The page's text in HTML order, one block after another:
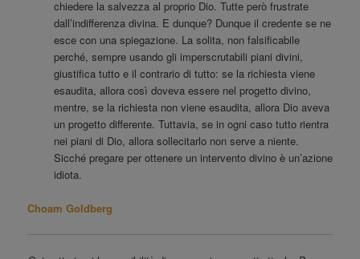
chiedere la salvezza al proprio Dio. Tutte però frustrate
dall’indifferenza divina. E dunque? Dunque il credente se ne
esce con una spiegazione. La solita, non falsificabile
perché, sempre usando gli imperscrutabili piani divini,
giustifica tutto e il contrario di tutto: se la richiesta viene
esaudita, allora così doveva essere nel progetto divino,
mentre, se la richiesta non viene esaudita, allora Dio aveva
un progetto differente. Tuttavia, se in ogni caso tutto rientra
nei piani di Dio, allora sollecitarlo non serve a niente.
Sicché pregare per ottenere un intervento divino è un’azione
idiota.
Choam Goldberg